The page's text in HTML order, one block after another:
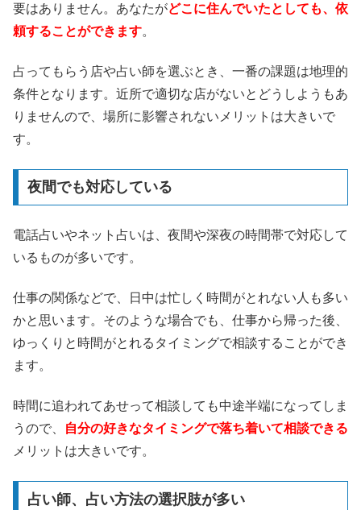
要はありません。あなたがどこに住んでいたとしても、依
頼することができます。
占ってもらう店や占い師を選ぶとき、一番の課題は地理的
条件となります。近所で適切な店がないとどうしようもあ
りませんので、場所に影響されないメリットは大きいで
す。
夜間でも対応している
電話占いやネット占いは、夜間や深夜の時間帯で対応して
いるものが多いです。
仕事の関係などで、日中は忙しく時間がとれない人も多い
かと思います。そのような場合でも、仕事から帰った後、
ゆっくりと時間がとれるタイミングで相談することができ
ます。
時間に追われてあせって相談しても中途半端になってしま
うので、
自分の好きなタイミングで落ち着いて相談できる
メリットは大きいです。
占い師、占い方法の選択肢が多い